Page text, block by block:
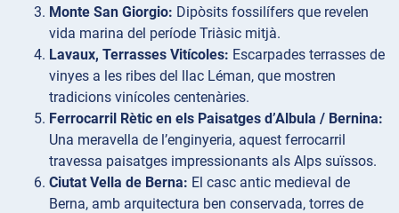
Monte San Giorgio: Dipòsits fossilífers que revelen
vida marina del període Triàsic mitjà.
Lavaux, Terrasses Vitícoles: Escarpades terrasses de
vinyes a les ribes del llac Léman, que mostren
tradicions vinícoles centenàries.
Ferrocarril Rètic en els Paisatges d’Albula / Bernina:
Una meravella de l’enginyeria, aquest ferrocarril
travessa paisatges impressionants als Alps suïssos.
Ciutat Vella de Berna: El casc antic medieval de
Berna, amb arquitectura ben conservada, torres de